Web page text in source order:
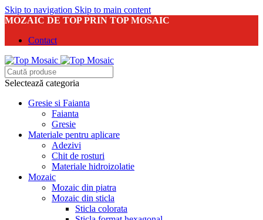
Skip to navigation Skip to main content
MOZAIC DE TOP PRIN TOP MOSAIC
Contact
Selectează categoria
Gresie si Faianta
Faianta
Gresie
Materiale pentru aplicare
Adezivi
Chit de rosturi
Materiale hidroizolatie
Mozaic
Mozaic din piatra
Mozaic din sticla
Sticla colorata